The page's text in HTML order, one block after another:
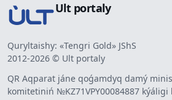
Ult portaly
Quryltaishy: «Tengri Gold» JShS
2012-2026 © Ult portaly
QR Aqparat jáne qoǵamdyq damý
komitetiniń №KZ71VPY00084887